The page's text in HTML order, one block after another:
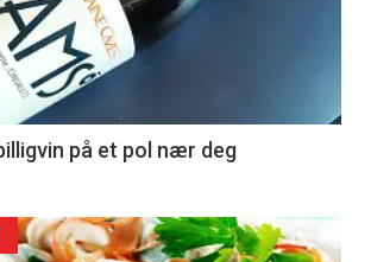
på et pol nær deg